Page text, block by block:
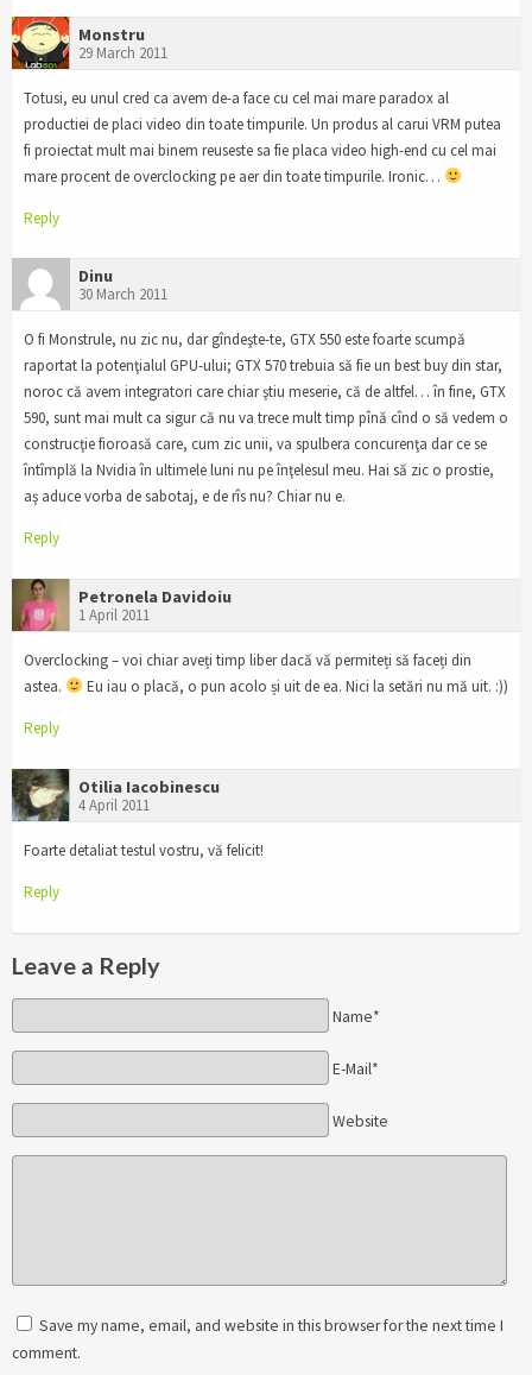
Monstru
29 March 2011
Totusi, eu unul cred ca avem de-a face cu cel mai mare paradox al
productiei de placi video din toate timpurile. Un produs al carui VRM putea
fi proiectat mult mai binem reuseste sa fie placa video high-end cu cel mai
mare procent de overclocking pe aer din toate timpurile. Ironic…
Reply
Dinu
30 March 2011
O fi Monstrule, nu zic nu, dar gîndeşte-te, GTX 550 este foarte scumpă
raportat la potenţialul GPU-ului; GTX 570 trebuia să fie un best buy din star,
noroc că avem integratori care chiar ştiu meserie, că de altfel… în fine, GTX
590, sunt mai mult ca sigur că nu va trece mult timp pînă cînd o să vedem o
construcţie fioroasă care, cum zic unii, va spulbera concurenţa dar ce se
întîmplă la Nvidia în ultimele luni nu pe înţelesul meu. Hai să zic o prostie,
aş aduce vorba de sabotaj, e de rîs nu? Chiar nu e.
Reply
Petronela Davidoiu
1 April 2011
Overclocking – voi chiar aveți timp liber dacă vă permiteți să faceți din
astea.
Eu iau o placă, o pun acolo și uit de ea. Nici la setări nu mă uit. :))
Reply
Otilia Iacobinescu
4 April 2011
Foarte detaliat testul vostru, vă felicit!
Reply
Leave a Reply
Name*
E-Mail*
Website
Save my name, email, and website in this browser for the next time I
comment.